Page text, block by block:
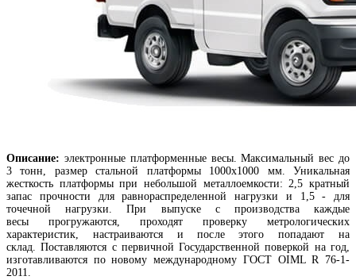
Описание: электронные платформенные весы. Максимальный вес до
3 тонн, размер стальной платформы 1000х1000 мм. Уникальная
жесткость платформы при небольшой металлоемкости: 2,5 кратный
запас прочности для равнораспределенной нагрузки и 1,5 - для
точечной нагрузки. При выпуске с производства каждые
весы прогружаются, проходят проверку метрологических
характеристик, настраиваются и после этого попадают на
склад. Поставляются с первичной Государственной поверкой на год,
изготавливаются по новому международному ГОСТ OIML R 76-1-
2011.